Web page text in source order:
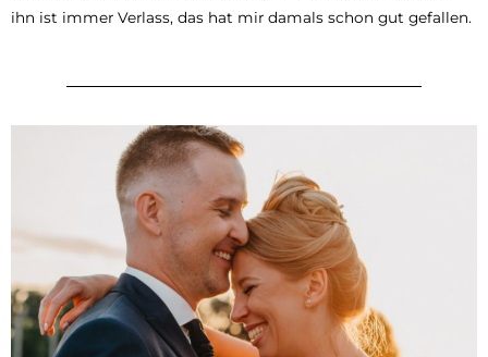
ihn ist immer Verlass, das hat mir damals schon gut gefallen.